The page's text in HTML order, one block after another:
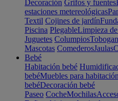
Decoración Grifos y fuentes
estaciones metereológicas
Textil Cojines de jardín
Piscina PlegableLimpieza
Juguetes Columpios
Mascotas ComederosJaulas
Bebé
Habitación bebé
bebéMuebles para
bebéDecoración bebé
Paseo CocheMochilas